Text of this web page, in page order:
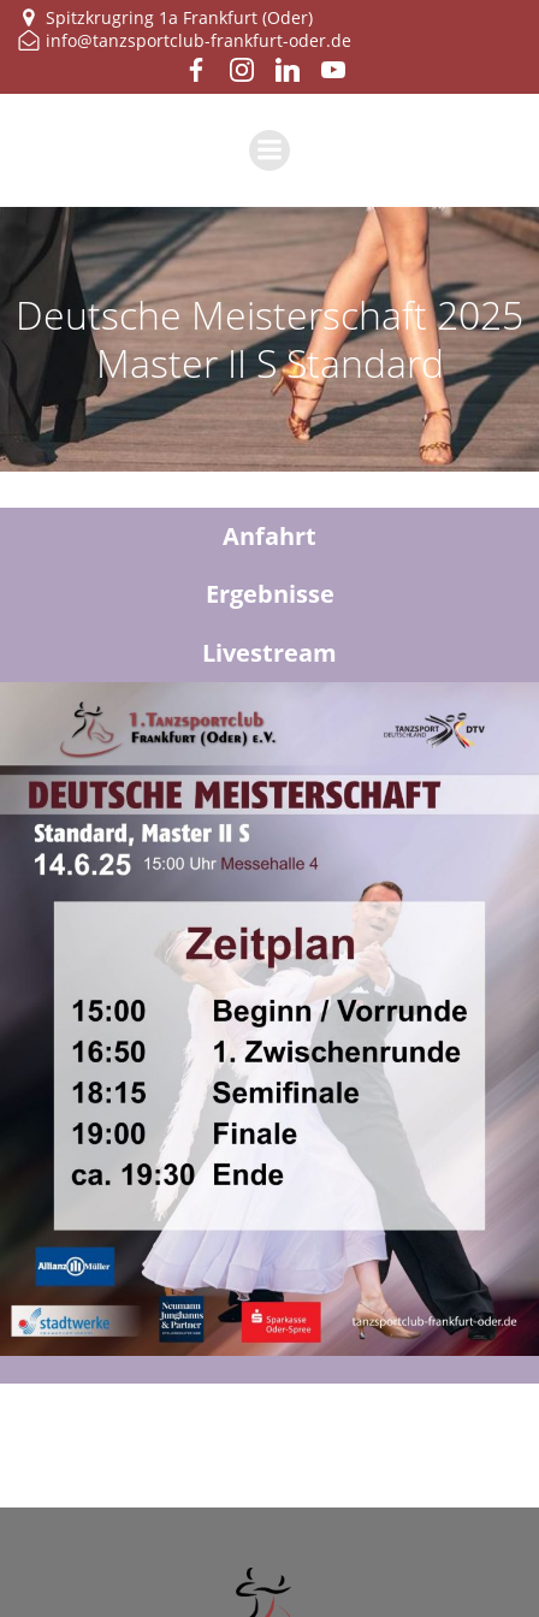
Zum
Inhalt
springen
Spitzkrugring 1a Frankfurt (Oder)
info@tanzsportclub-frankfurt-oder.de
Deut­sche Meis­ter­schaft 2025
Mas­ter II S Standard
Anfahrt
Ergeb­nis­se
Live­stream